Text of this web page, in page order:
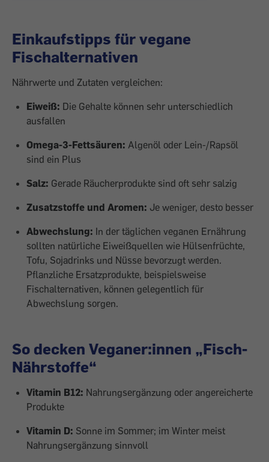
Einkaufstipps für vegane
Fischalternativen
Nährwerte und Zutaten vergleichen:
Eiweiß: Die Gehalte können sehr unterschiedlich
ausfallen
Omega-3-Fettsäuren: Algenöl oder Lein-/Rapsöl
sind ein Plus
Salz: Gerade Räucherprodukte sind oft sehr salzig
Zusatzstoffe und Aromen: Je weniger, desto besser
Abwechslung: In der täglichen veganen Ernährung
sollten natürliche Eiweißquellen wie Hülsenfrüchte,
Tofu, Sojadrinks und Nüsse bevorzugt werden.
Pflanzliche Ersatzprodukte, beispielsweise
Fischalternativen, können gelegentlich für
Abwechslung sorgen.
So decken Veganer:innen „Fisch-
Nährstoffe“
Vitamin B12: Nahrungsergänzung oder angereicherte
Produkte
Vitamin D: Sonne im Sommer; im Winter meist
Nahrungsergänzung sinnvoll